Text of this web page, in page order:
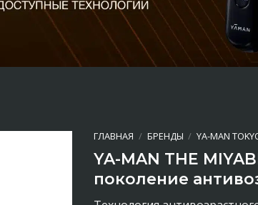
ГЛАВНАЯ / БРЕНДЫ / YA-MAN
YA-MAN THE
поколение